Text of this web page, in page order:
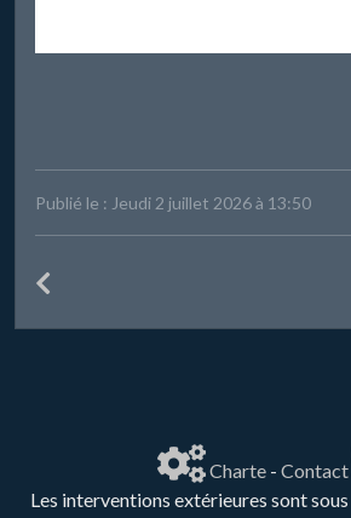
Publié le : Jeudi 2 juillet 2026 à 13:50
Charte- Contact
Les interventions extérieures sont